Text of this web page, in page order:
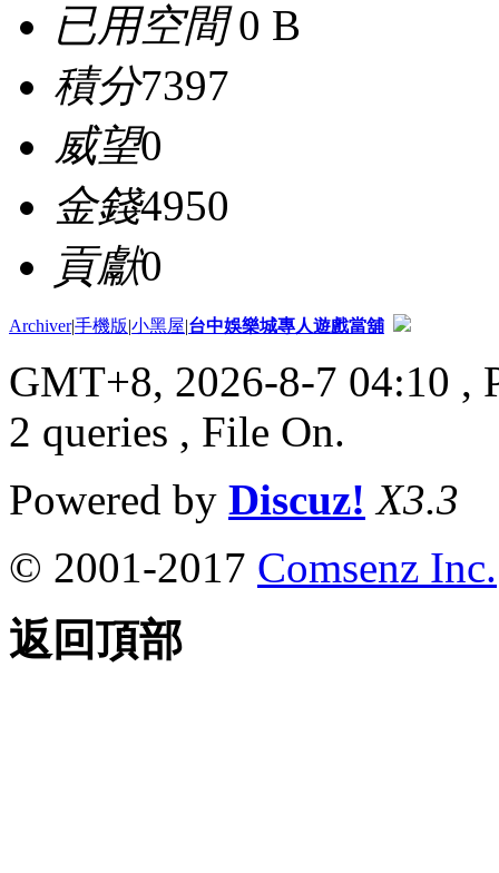
已用空間0 B
積分7397
威望0
金錢4950
貢獻0
Archiver|手機版|小黑屋|台中娛樂城專人遊戲當舖
GMT+8, 2026-8-7 04:10 ,
2 queries , File On.
Powered by Discuz! X3.3
© 2001-2017 Comsenz Inc.
返回頂部